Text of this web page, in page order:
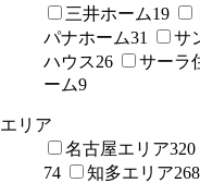
三井ホーム19
パナホーム31 サ
ハウス26 サーラ
ーム9
エリア
名古屋エリア320
74
知多エリア268